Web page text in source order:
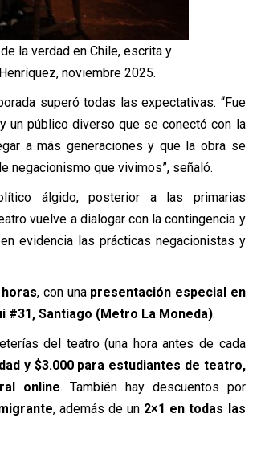
la verdad en Chile, escrita y
noviembre 2025.
superó todas las expectativas: “Fue
un público diverso que se conectó con la
a más generaciones y que la obra se
negacionismo que vivimos”, señaló.
álgido, posterior a las primarias
vuelve a dialogar con la contingencia y
evidencia las prácticas negacionistas y
horas, con una presentación especial en
#31, Santiago (Metro La Moneda).
del teatro (una hora antes de cada
y $3.000 para estudiantes de teatro,
online. También hay descuentos por
, además de un 2×1 en todas las